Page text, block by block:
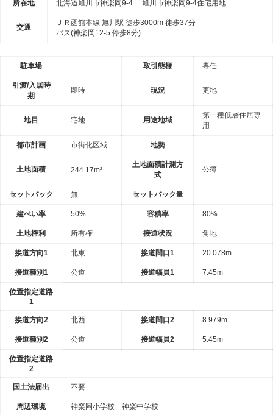
所在地 北海道旭川市神楽岡9-4 旭川市神楽岡9-4住宅用地
交通
ＪＲ函館本線 旭川駅 徒歩3000m 徒歩37分
バス(神楽岡12-5 停歩8分)
駐車場 取引態様 専任
引渡/入居時
期
即時 現況 更地
地目 宅地 用途地域
第一種低層住居専
用
都市計画 市街化区域 地勢
土地面積 244.17m²
土地面積計測方
式
公簿
セットバック 無 セットバック量
建ぺい率 50% 容積率 80%
土地権利 所有権 接道状況 角地
接道方向1 北東 接道間口1 20.078m
接道種別1 公道 接道幅員1 7.45m
位置指定道路
1
接道方向2 北西 接道間口2 8.979m
接道種別2 公道 接道幅員2 5.45m
位置指定道路
2
国土法届出 不要
周辺環境 神楽岡小学校 神楽中学校